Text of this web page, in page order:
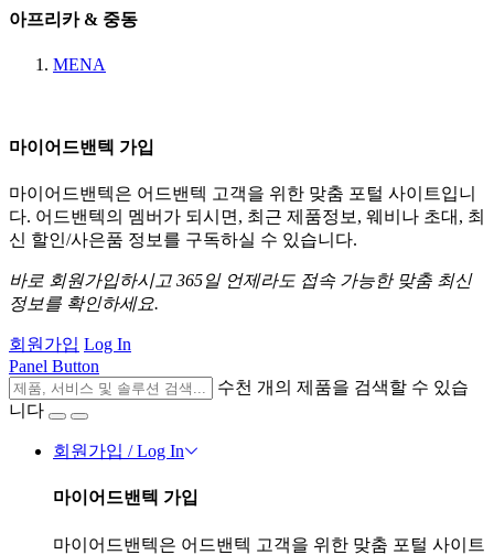
아프리카 & 중동
MENA
마이어드밴텍 가입
마이어드밴텍은 어드밴텍 고객을 위한 맞춤 포털 사이트입니
다. 어드밴텍의 멤버가 되시면, 최근 제품정보, 웨비나 초대, 최
신 할인/사은품 정보를 구독하실 수 있습니다.
바로 회원가입하시고 365일 언제라도 접속 가능한 맞춤 최신
정보를 확인하세요.
회원가입 Log In
Panel Button
수천 개의 제품을 검색할 수 있습
니다
회원가입 / Log In
마이어드밴텍 가입
마이어드밴텍은 어드밴텍 고객을 위한 맞춤 포털 사이트